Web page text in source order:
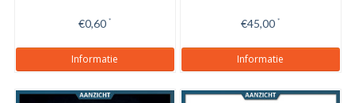
€0,60 *
Informatie
€45,00 *
Informatie